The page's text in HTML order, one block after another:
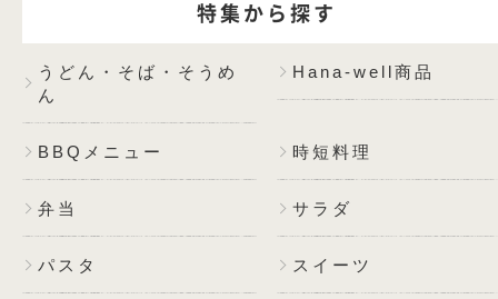
特集から探す
うどん・そば・そうめ
ん
Hana-well商品
BBQメニュー 時短料理
弁当 サラダ
パスタ スイーツ